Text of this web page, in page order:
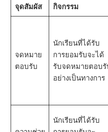
จุดสัมผัส กิจกรรม
จดหมาย
ตอบรับ
นักเรียนที่ได้รับ
การยอมรับจะได้
รับจดหมายตอบรั
อย่างเป็นทางการ
นักเรียนที่ได้รับ